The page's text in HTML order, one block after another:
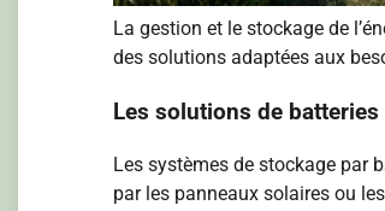
La gestion et le stockage de
des solutions adaptées aux
Les solutions de batteries
Les systèmes de stockage par
par les panneaux solaires ou